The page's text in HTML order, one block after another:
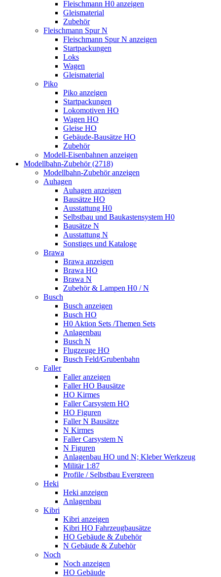
Fleischmann H0 anzeigen
Gleismaterial
Zubehör
Fleischmann Spur N
Fleischmann Spur N anzeigen
Startpackungen
Loks
Wagen
Gleismaterial
Piko
Piko anzeigen
Startpackungen
Lokomotiven HO
Wagen HO
Gleise HO
Gebäude-Bausätze HO
Zubehör
Modell-Eisenbahnen anzeigen
Modellbahn-Zubehör (2718)
Modellbahn-Zubehör anzeigen
Auhagen
Auhagen anzeigen
Bausätze HO
Ausstattung H0
Selbstbau und Baukastensystem H0
Bausätze N
Ausstattung N
Sonstiges und Kataloge
Brawa
Brawa anzeigen
Brawa HO
Brawa N
Zubehör & Lampen H0 / N
Busch
Busch anzeigen
Busch HO
H0 Aktion Sets /Themen Sets
Anlagenbau
Busch N
Flugzeuge HO
Busch Feld/Grubenbahn
Faller
Faller anzeigen
Faller HO Bausätze
HO Kirmes
Faller Carsystem HO
HO Figuren
Faller N Bausätze
N Kirmes
Faller Carsystem N
N Figuren
Anlagenbau HO und N; Kleber Werkzeug
Militär 1:87
Profile / Selbstbau Evergreen
Heki
Heki anzeigen
Anlagenbau
Kibri
Kibri anzeigen
Kibri HO Fahrzeugbausätze
HO Gebäude & Zubehör
N Gebäude & Zubehör
Noch
Noch anzeigen
HO Gebäude